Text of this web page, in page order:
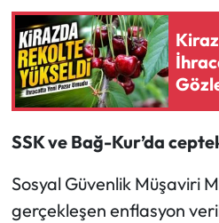
SSK ve Bağ-Kur’da
Sosyal Güvenlik Müşaviri
gerçekleşen enflasyon